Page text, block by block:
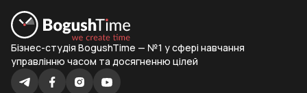
Бізнес-студія BogushTime — №1 у сфері навчання
управлінню часом та досягненню цілей